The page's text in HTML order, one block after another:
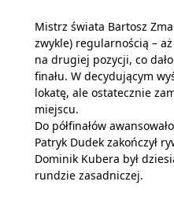
Mistrz świata Bartosz
zwykle) regularnością –
na drugiej pozycji, co
finału. W decydującym
lokatę, ale ostatecznie
miejscu.
Do półfinałów
Patryk Dudek zakończył
Dominik Kubera był
rundzie zasadniczej.